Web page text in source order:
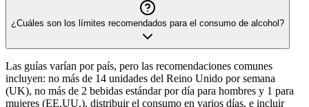
¿Cuáles son los límites recomendados para el consumo de alcohol?
Las guías varían por país, pero las recomendaciones comunes
incluyen: no más de 14 unidades del Reino Unido por semana
(UK), no más de 2 bebidas estándar por día para hombres y 1 para
mujeres (EE.UU.), distribuir el consumo en varios días, e incluir